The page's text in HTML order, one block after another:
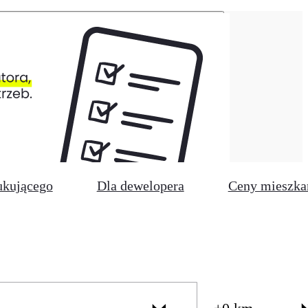
Dla dewelopera Ceny